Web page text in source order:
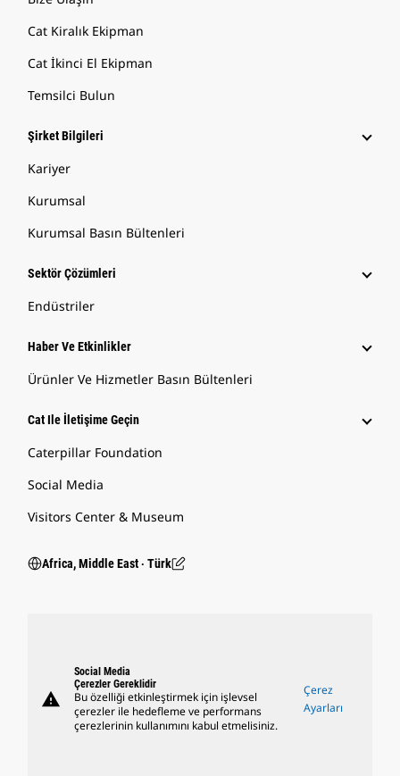
Cat Kiralık Ekipman
Cat İkinci El Ekipman
Temsilci Bulun
Şirket Bilgileri
Kariyer
Kurumsal
Kurumsal Basın Bültenleri
Sektör Çözümleri
Endüstriler
Haber Ve Etkinlikler
Ürünler Ve Hizmetler Basın Bültenleri
Cat Ile İletişime Geçin
Caterpillar Foundation
Social Media
Visitors Center & Museum
Africa, Middle East ‧ Türk
warning
Social Media
Çerezler Gereklidir
Bu özelliği etkinleştirmek için işlevsel
çerezler ile hedefleme ve performans
çerezlerinin kullanımını kabul etmelisiniz.
Çerez
Ayarları